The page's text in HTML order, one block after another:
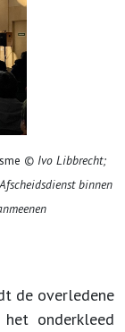
© Ivo Libbrecht;
binnen
de overledene
het onderkleed